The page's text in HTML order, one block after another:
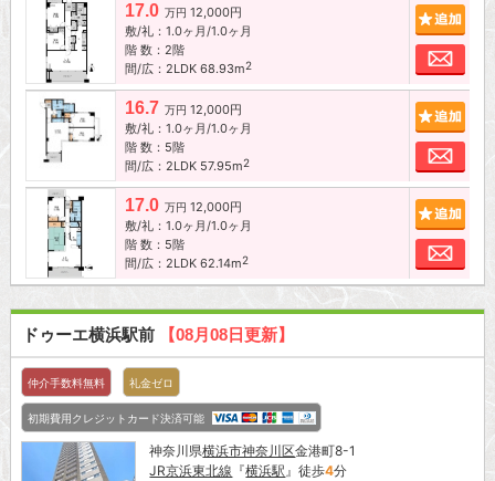
17.0 万円 12,000円
敷/礼：1.0ヶ月/1.0ヶ月
階 数：2階
間/広：2LDK 68.93m2
お
16.7 万円 12,000円
敷/礼：1.0ヶ月/1.0ヶ月
階 数：5階
間/広：2LDK 57.95m2
お
17.0 万円 12,000円
敷/礼：1.0ヶ月/1.0ヶ月
階 数：5階
間/広：2LDK 62.14m2
お
ドゥーエ横浜駅前 【08月08日更新】
仲介手数料無料 礼金ゼロ
初期費用クレジットカード決済可能
神奈川県横浜市神奈川区金港町8-1
JR京浜東北線 『横浜駅』徒歩4分